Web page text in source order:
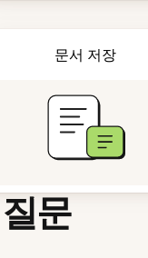
문서 저장
문